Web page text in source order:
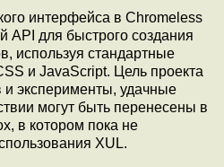
интерфейса в Chromeless
API для быстрого создания
используя стандартные
и JavaScript. Цель проекта
и эксперименты, удачные
могут быть перенесены в
в котором пока не
XUL.